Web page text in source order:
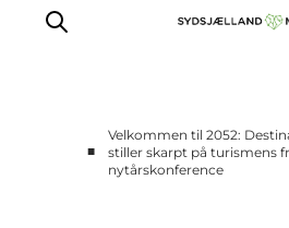
For turismeaktører
■
Velkommen til 2052:
stiller skarpt på turismens
nytårskonference